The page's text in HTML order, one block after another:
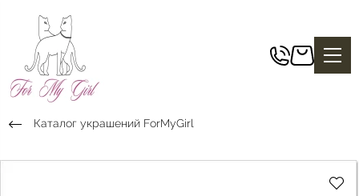
Каталог украшений ForMyGirl